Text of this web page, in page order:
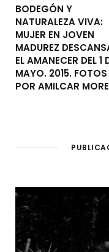
BODEGÓN Y
NATURALEZA VIVA:
MUJER EN JOVEN
MADUREZ
EL AMANECER DEL 1
MAYO. 2015. FOTOS
POR AMILCAR